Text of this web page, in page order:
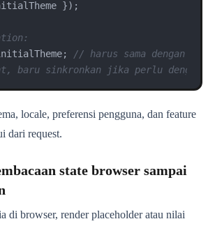
});
// harus sama dengan
baru sinkronkan jika perlu dengan
locale, preferensi pengguna, dan feature
dari request.
state browser sampai
di browser, render placeholder atau nilai